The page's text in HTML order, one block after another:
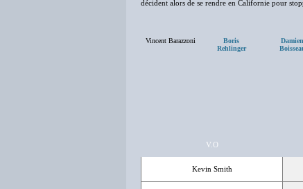
décident alors de se rendre en Californie pour
Vincent Barazzoni
Boris
Rehlinger
Damien
V.O
Kevin Smith